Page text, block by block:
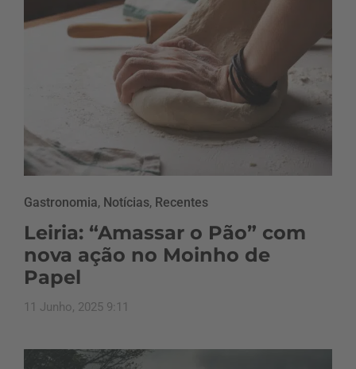
Gastronomia, Notícias, Recentes
Leiria: “Amassar o Pão” com
nova ação no Moinho de
Papel
11 Junho, 2025 9:11